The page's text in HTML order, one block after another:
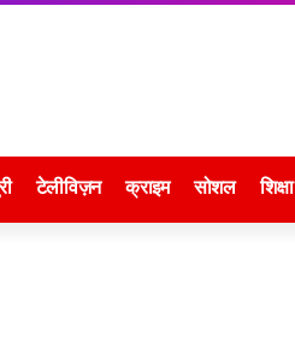
टेलीविज़न क्राइम सोशल शिक्षा